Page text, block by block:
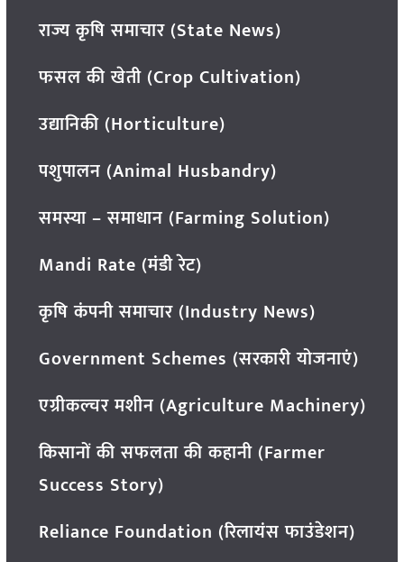
राज्य कृषि समाचार (State News)
फसल की खेती (Crop Cultivation)
उद्यानिकी (Horticulture)
पशुपालन (Animal Husbandry)
समस्या – समाधान (Farming Solution)
Mandi Rate (मंडी रेट)
कृषि कंपनी समाचार (Industry News)
Government Schemes (सरकारी योजनाएं)
एग्रीकल्चर मशीन (Agriculture Machinery)
किसानों की सफलता की कहानी (Farmer
Success Story)
Reliance Foundation (रिलायंस फाउंडेशन)